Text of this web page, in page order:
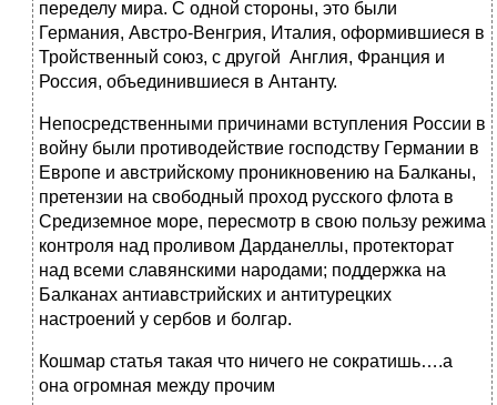
переделу мира. С одной стороны, это были
Германия, Австро-Венгрия, Италия, оформившиеся в
Тройственный союз, с другой Англия, Франция и
Россия, объединившиеся в Антанту.
Непосредственными причинами вступления России в
войну были противодействие господству Германии в
Европе и австрийскому проникновению на Балканы,
претензии на свободный проход русского флота в
Средиземное море, пересмотр в свою пользу режима
контроля над проливом Дарданеллы, протекторат
над всеми славянскими народами; поддержка на
Балканах антиавстрийских и антитурецких
настроений у сербов и болгар.
Кошмар статья такая что ничего не сократишь….а
она огромная между прочим